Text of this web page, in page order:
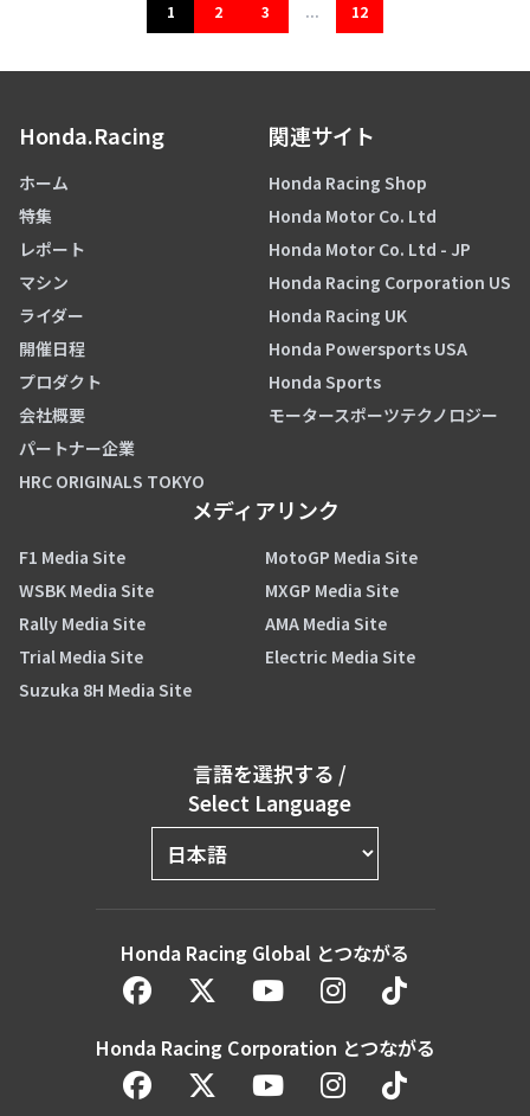
1 2 3 ... 12
Honda.Racing
ホーム
特集
レポート
マシン
ライダー
開催日程
プロダクト
会社概要
パートナー企業
HRC ORIGINALS TOKYO
関連サイト
Honda Racing Shop
Honda Motor Co. Ltd
Honda Motor Co. Ltd - JP
Honda Racing Corporation US
Honda Racing UK
Honda Powersports USA
Honda Sports
モータースポーツテクノロジー
メディアリンク
F1 Media Site
MotoGP Media Site
WSBK Media Site
MXGP Media Site
Rally Media Site
AMA Media Site
Trial Media Site
Electric Media Site
Suzuka 8H Media Site
言語を選択する /
Select Language
Honda Racing Global とつながる
Honda Racing Corporation とつながる